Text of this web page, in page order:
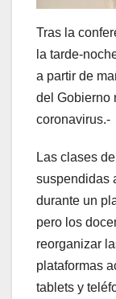
Tras la
la tarde-
a partir de
del Gobierno
coronavirus.-
Las clases
suspendidas
durante un
pero los
reorganizar
plataformas
tablets y